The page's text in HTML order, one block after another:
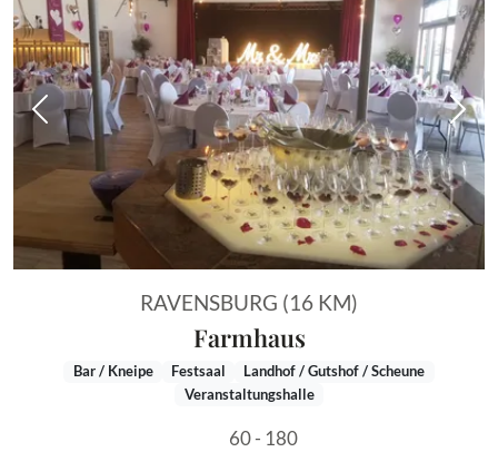
Vorheriges Bild
RAVENSBURG (16 KM)
Farmhaus
Bar / Kneipe Festsaal
Landhof / Gutshof / Scheune
Veranstaltungshalle
60 - 180